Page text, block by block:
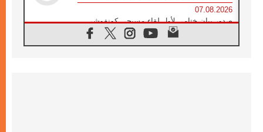
07.08.2026
صدور بيان ختامي لأول لقاء مسيحي كونفوشي
بمشاركة الدائرة الفاتيكانية للحوار بين الأديان
07.08.2026